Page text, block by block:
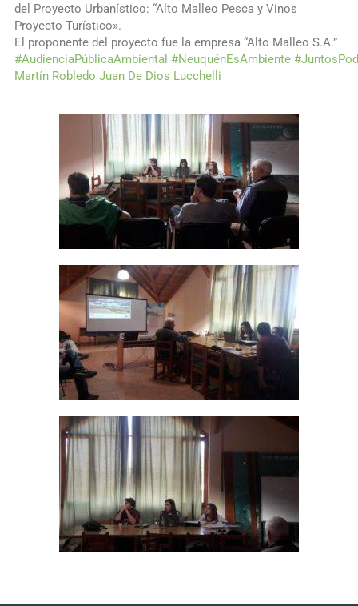
del Proyecto Urbanístico: “Alto Malleo Pesca y Vinos
Proyecto Turístico».
El proponente del proyecto fue la empresa “Alto Malleo S.A.”
#AudienciaPúblicaAmbiental #NeuquénEsAmbiente #
Martín Robledo Juan De Dios Lucchelli